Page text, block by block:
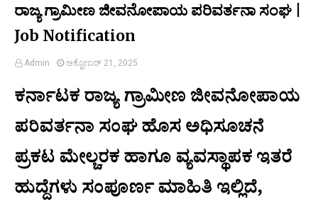
ರಾಜ್ಯ ಗ್ರಾಮೀಣ ಜೀವನೋಪಾಯ ಪರಿವರ್ತನಾ ಸಂಘ |
Job Notification
Admin ಅಕ್ಟೋಬರ್ 21, 2025
ಕರ್ನಾಟಕ ರಾಜ್ಯ ಗ್ರಾಮೀಣ ಜೀವನೋಪಾಯ
ಪರಿವರ್ತನಾ ಸಂಘ ಹೊಸ ಅಧಿಸೂಚನೆ
ಪ್ರಕಟ ಮೇಲ್ಚರಕ ಹಾಗೂ ವ್ಯವಸ್ಥಾಪಕ ಇತರೆ
ಹುದ್ದೆಗಳು ಸಂಪೂರ್ಣ ಮಾಹಿತಿ ಇಲ್ಲಿದೆ,